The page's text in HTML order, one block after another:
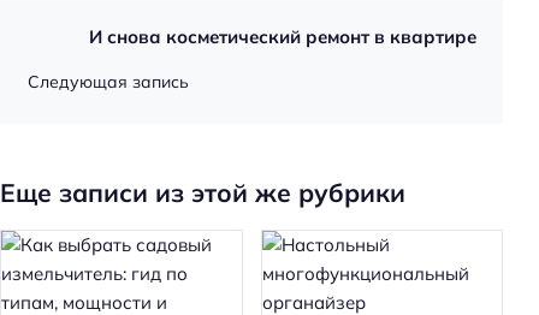
И снова косметический ремонт в квартире
Следующая запись
Еще записи из этой же рубрики